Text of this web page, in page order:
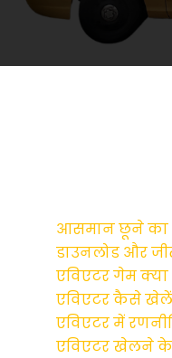
आसमान छूने का
डाउनलोड और
एविएटर गेम क्या
एविएटर कैसे
एविएटर में
एविएटर खेलने